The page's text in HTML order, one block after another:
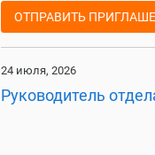
ОТПРАВИТЬ
24 июля, 2026
Руководитель